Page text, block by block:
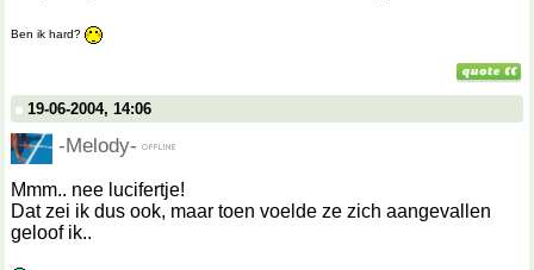
Ben ik hard?
19-06-2004, 14:06
-Melody-
Mmm.. nee lucifertje!
Dat zei ik dus ook, maar toen voelde ze zich aangevallen
geloof ik..